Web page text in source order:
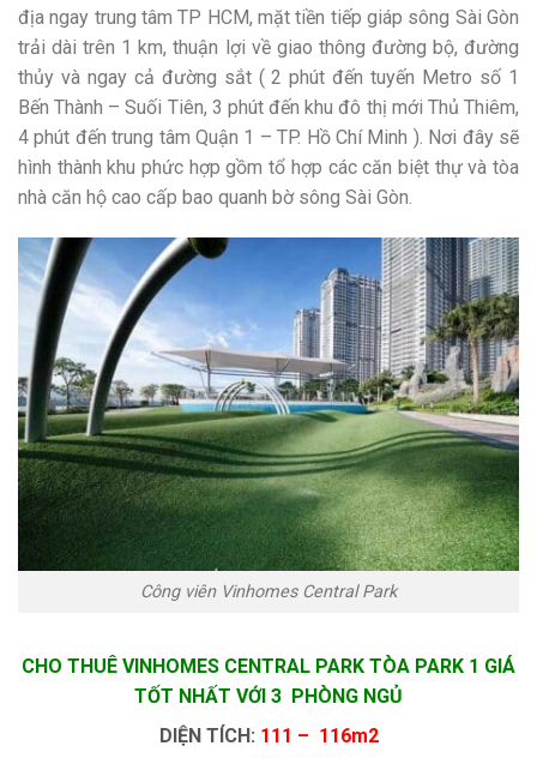
địa ngay trung tâm TP HCM, mặt tiền tiếp giáp sông Sài Gòn
trải dài trên 1 km, thuận lợi về giao thông đường bộ, đường
thủy và ngay cả đường sắt ( 2 phút đến tuyến Metro số 1
Bến Thành – Suối Tiên, 3 phút đến khu đô thị mới Thủ Thiêm,
4 phút đến trung tâm Quận 1 – TP. Hồ Chí Minh ). Nơi đây sẽ
hình thành khu phức hợp gồm tổ hợp các căn biệt thự và tòa
nhà căn hộ cao cấp bao quanh bờ sông Sài Gòn.
Công viên Vinhomes Central Park
CHO THUÊ VINHOMES CENTRAL PARK TÒA PARK 1 GIÁ
TỐT NHẤT VỚI 3 PHÒNG NGỦ
DIỆN TÍCH: 111 – 116m2